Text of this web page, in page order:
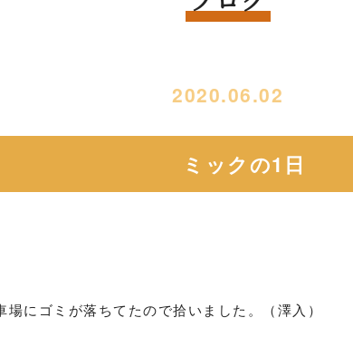
2020.06.02
ミックの1日
にゴミが落ちてたので拾いました。（澤入）